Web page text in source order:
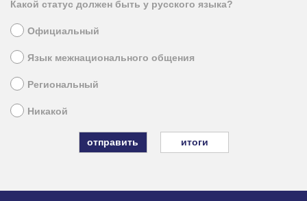
Какой статус должен быть у русского языка?
Официальный
Язык межнационального общения
Региональный
Никакой
итоги